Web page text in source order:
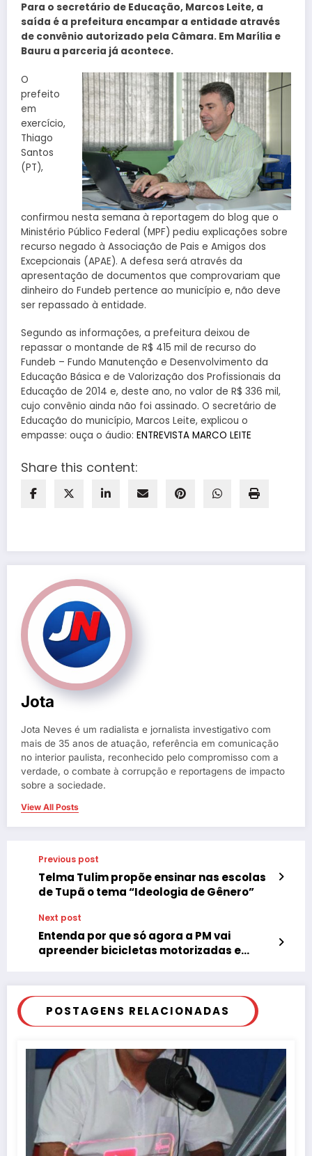
Para o secretário de Educação, Marcos Leite, a
saída é a prefeitura encampar a entidade através
de convênio autorizado pela Câmara. Em Marília e
Bauru a parceria já acontece.
O
prefeito
em
exercício,
Thiago
Santos
(PT),
confirmou nesta semana à reportagem do blog que o
Ministério Público Federal (MPF) pediu explicações sobre
recurso negado à Associação de Pais e Amigos dos
Excepcionais (APAE). A defesa será através da
apresentação de documentos que comprovariam que
dinheiro do Fundeb pertence ao município e, não deve
ser repassado à entidade.
Segundo as informações, a prefeitura deixou de
repassar o montande de R$ 415 mil de recurso do
Fundeb – Fundo Manutenção e Desenvolvimento da
Educação Básica e de Valorização dos Profissionais da
Educação de 2014 e, deste ano, no valor de R$ 336 mil,
cujo convênio ainda não foi assinado. O secretário de
Educação do município, Marcos Leite, explicou o
empasse: ouça o áudio: ENTREVISTA MARCO LEITE
Share this content:
Jota
Jota Neves é um radialista e jornalista investigativo com
mais de 35 anos de atuação, referência em comunicação
no interior paulista, reconhecido pelo compromisso com a
verdade, o combate à corrupção e reportagens de impacto
sobre a sociedade.
View All Posts
Previous post
Telma Tulim propõe ensinar nas escolas
de Tupã o tema “Ideologia de Gênero”
Next post
Entenda por que só agora a PM vai
apreender bicicletas motorizadas e
POSTAGENS RELACIONADAS